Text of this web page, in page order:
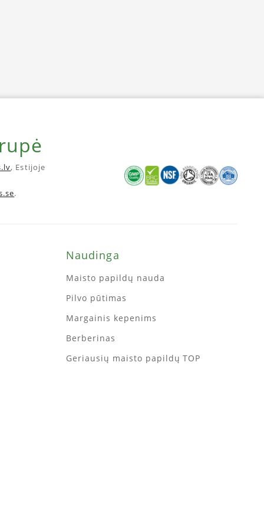
, Estijoje
.
Naudinga
Maisto papildų nauda
Pilvo pūtimas
Margainis kepenims
Berberinas
Geriausių maisto papildų TOP